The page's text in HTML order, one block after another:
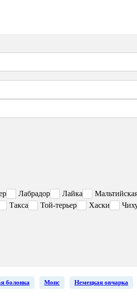
Лабрадор Лайка
Такса Той-терьер Хаски
болонка Мопс Немецкая овчарка